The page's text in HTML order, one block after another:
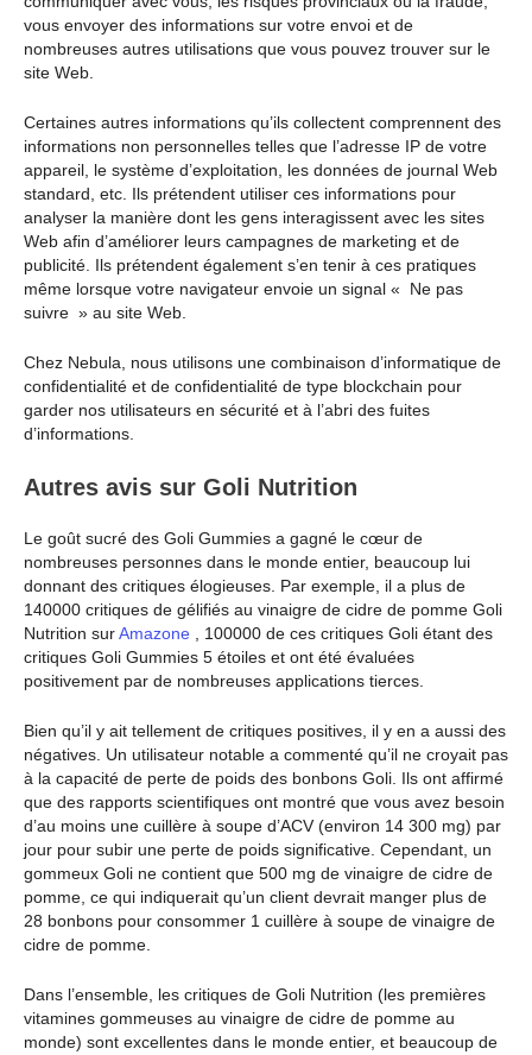
vous envoyer des informations sur votre envoi et de
nombreuses autres utilisations que vous pouvez trouver sur le
site Web.
Certaines autres informations qu’ils collectent comprennent des
informations non personnelles telles que l’adresse IP de votre
appareil, le système d’exploitation, les données de journal Web
standard, etc. Ils prétendent utiliser ces informations pour
analyser la manière dont les gens interagissent avec les sites
Web afin d’améliorer leurs campagnes de marketing et de
publicité. Ils prétendent également s’en tenir à ces pratiques
même lorsque votre navigateur envoie un signal « Ne pas
suivre » au site Web.
Chez Nebula, nous utilisons une combinaison d’informatique de
confidentialité et de confidentialité de type blockchain pour
garder nos utilisateurs en sécurité et à l’abri des fuites
d’informations.
Autres avis sur Goli Nutrition
Le goût sucré des Goli Gummies a gagné le cœur de
nombreuses personnes dans le monde entier, beaucoup lui
donnant des critiques élogieuses. Par exemple, il a plus de
140000 critiques de gélifiés au vinaigre de cidre de pomme Goli
Nutrition surAmazone , 100000 de ces critiques Goli étant des
critiques Goli Gummies 5 étoiles et ont été évaluées
positivement par de nombreuses applications tierces.
Bien qu’il y ait tellement de critiques positives, il y en a aussi des
négatives. Un utilisateur notable a commenté qu’il ne croyait pas
à la capacité de perte de poids des bonbons Goli. Ils ont affirmé
que des rapports scientifiques ont montré que vous avez besoin
d’au moins une cuillère à soupe d’ACV (environ 14 300 mg) par
jour pour subir une perte de poids significative. Cependant, un
gommeux Goli ne contient que 500 mg de vinaigre de cidre de
pomme, ce qui indiquerait qu’un client devrait manger plus de
28 bonbons pour consommer 1 cuillère à soupe de vinaigre de
cidre de pomme.
Dans l’ensemble, les critiques de Goli Nutrition (les premières
vitamines gommeuses au vinaigre de cidre de pomme au
monde) sont excellentes dans le monde entier, et beaucoup de